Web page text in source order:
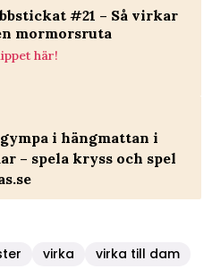
#21 – Så virkar
mormorsruta
här!
i hängmattan i
– spela kryss och spel
virka virka till dam